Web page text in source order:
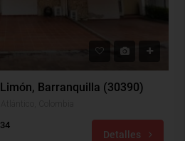
Barranquilla (30390)
Detalles